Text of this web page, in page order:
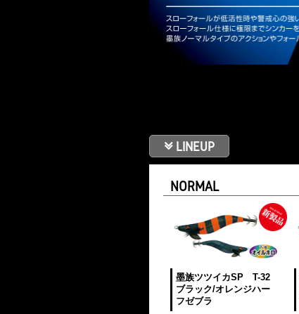
LINEUP
NORMAL
墨族ツツイカSP T-32
ブラック/オレンジハー
フゼブラ